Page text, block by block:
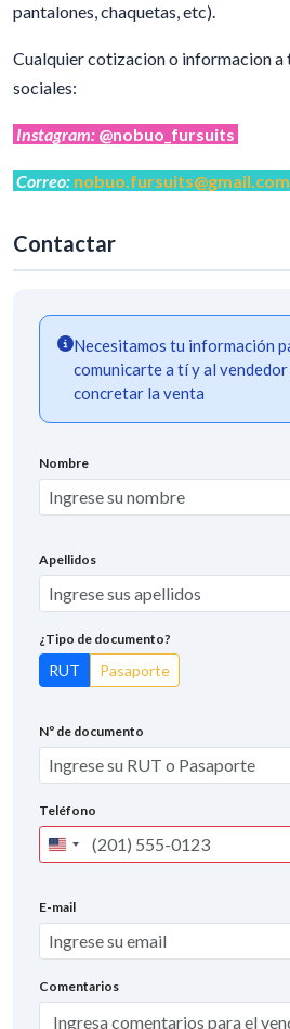
pantalones, chaquetas, etc).
Cualquier cotizacion o informacion a
sociales:
Instagram: @nobuo_fursuits
Correo: nobuo.fursuits@gmail.com
Contactar
Necesitamos tu información
comunicarte a tí y al vendedor
concretar la venta
Nombre
Apellidos
¿Tipo de documento?
RUT Pasaporte
Nº de documento
Teléfono
United
States
E-mail
Comentarios